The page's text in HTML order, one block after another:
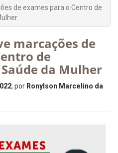
de exames para o Centro de
marcações de
de
da Mulher
, por Ronylson Marcelino da